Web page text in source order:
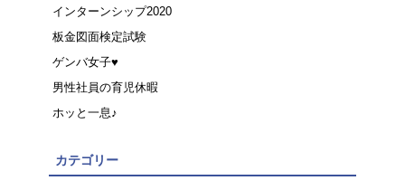
インターンシップ2020
板金図面検定試験
ゲンバ女子♥
男性社員の育児休暇
ホッと一息♪
カテゴリー